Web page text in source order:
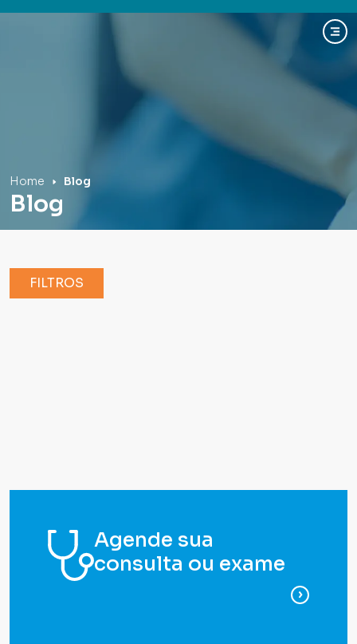
Home Blog
Blog
FILTROS
Agende sua
consulta ou exame
para